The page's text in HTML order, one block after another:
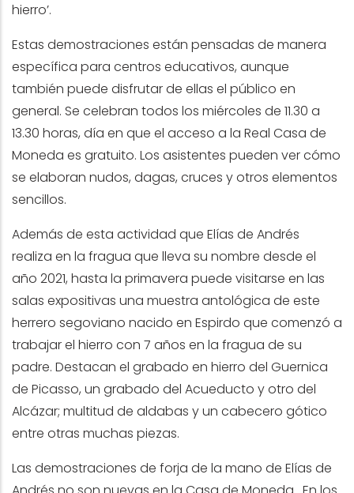
hierro’.
Estas demostraciones están pensadas de manera
específica para centros educativos, aunque
también puede disfrutar de ellas el público en
general. Se celebran todos los miércoles de 11.30 a
13.30 horas, día en que el acceso a la Real Casa de
Moneda es gratuito. Los asistentes pueden ver cómo
se elaboran nudos, dagas, cruces y otros elementos
sencillos.
Además de esta actividad que Elías de Andrés
realiza en la fragua que lleva su nombre desde el
año 2021, hasta la primavera puede visitarse en las
salas expositivas una muestra antológica de este
herrero segoviano nacido en Espirdo que comenzó a
trabajar el hierro con 7 años en la fragua de su
padre. Destacan el grabado en hierro del Guernica
de Picasso, un grabado del Acueducto y otro del
Alcázar; multitud de aldabas y un cabecero gótico
entre otras muchas piezas.
Las demostraciones de forja de la mano de Elías de